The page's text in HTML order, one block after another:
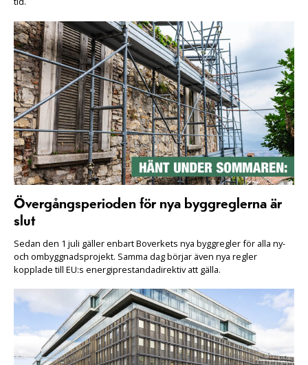
Övergångsperioden för nya byggreglerna är
slut
Sedan den 1 juli gäller enbart Boverkets nya byggregler för alla ny-
och ombyggnadsprojekt. Samma dag börjar även nya regler
kopplade till EU:s energiprestandadirektiv att gälla.